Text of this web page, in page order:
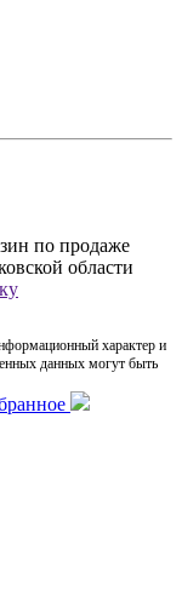
по продаже
области
характер и
данных могут быть